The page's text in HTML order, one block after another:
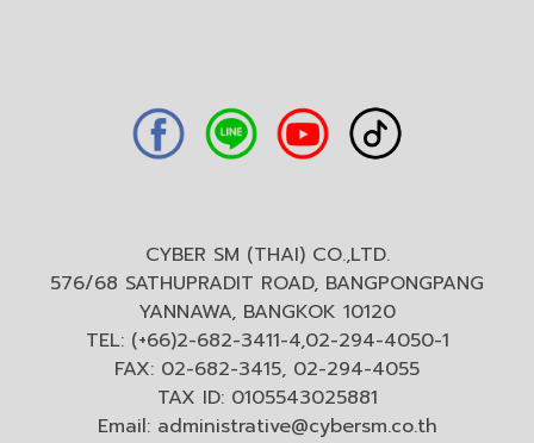
CYBER SM (THAI) CO.,LTD.
576/68 SATHUPRADIT ROAD, BANGPONGPANG
YANNAWA, BANGKOK 10120
TEL: (+66)2-682-3411-4,02-294-4050-1
FAX: 02-682-3415, 02-294-4055
TAX ID: 0105543025881
Email: administrative@cybersm.co.th